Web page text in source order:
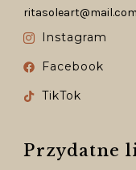
ritasoleart@mail.com
Instagram
Facebook
TikTok
Przydatne